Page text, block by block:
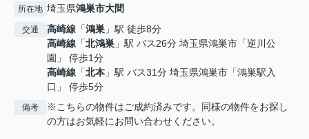
所在地 埼玉県鴻巣市大間
交通 高崎線 「鴻巣 」駅 徒歩8分
高崎線 「北鴻巣 」駅 バス26分 埼玉県鴻巣市「逆川公
園」 停歩1分
高崎線 「北本 」駅 バス31分 埼玉県鴻巣市「鴻巣駅入
口」 停歩5分
備考
※こちらの物件はご成約済みです。同様の物件をお探し
の方はお気軽にお問い合わせください。